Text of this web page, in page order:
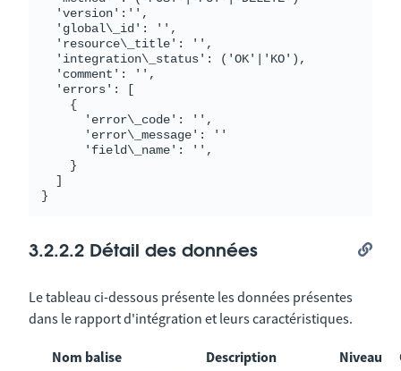
3.2.2.2 Détail des données
Le tableau ci-dessous présente les données présentes
dans le rapport d'intégration et leurs caractéristiques.
Nom balise Description Niveau